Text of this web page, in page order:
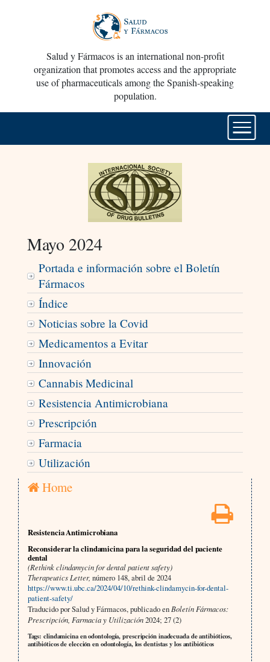
Salud y Fármacos is an international non-profit
organization that promotes access and the appropriate
use of pharmaceuticals among the Spanish-speaking
population.
Mayo 2024
Portada e información sobre el Boletín
Fármacos
Índice
Noticias sobre la Covid
Medicamentos a Evitar
Innovación
Cannabis Medicinal
Resistencia Antimicrobiana
Prescripción
Farmacia
Utilización
Home
Resistencia Antimicrobiana
Reconsiderar la clindamicina para la seguridad del paciente
dental
(Rethink clindamycin for dental patient safety)
Therapeutics Letter, número 148, abril de 2024
https://www.ti.ubc.ca/2024/04/10/rethink-clindamycin-for-dental-
patient-safety/
Traducido por Salud y Fármacos, publicado en Boletín Fármacos:
Prescripción, Farmacia y Utilización2024; 27 (2)
Tags: clindamicina en odontología, prescripción inadecuada de antibióticos,
antibióticos de elección en odontología, los dentistas y los antibióticos